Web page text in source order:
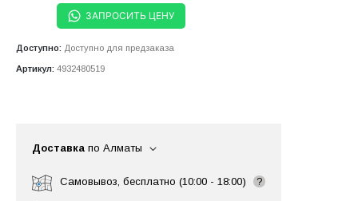
ЗАПРОСИТЬ ЦЕНУ
Доступно: Доступно для предзаказа
Артикул: 4932480519
Доставка по Алматы
Самовывоз, бесплатно (10:00 - 18:00) ?